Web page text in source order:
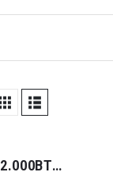
NOBU NBKU3VI-12WFI/NBKU3VO-12 ΚΛΙΜΑΤΙΣΤΙΚΟ ΤΟΙΧΟΥ INVERTER 12.000BTU A++/A+++